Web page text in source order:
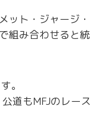
ット・ジャージ・
組み合わせると統
。
道もMFJのレース